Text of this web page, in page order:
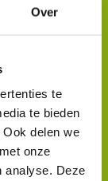
Over
te
te bieden
delen we
onze
analyse. Deze